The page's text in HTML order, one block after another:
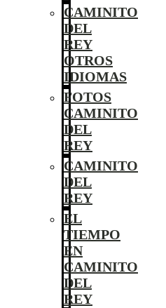
CAMINITO
DEL
REY
OTROS
IDIOMAS
FOTOS
CAMINITO
DEL
REY
CAMINITO
DEL
REY
EL
TIEMPO
EN
CAMINITO
DEL
REY